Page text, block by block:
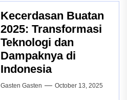
Kecerdasan Buatan
2025: Transformasi
Teknologi dan
Dampaknya di
Indonesia
Gasten Gasten October 13, 2025